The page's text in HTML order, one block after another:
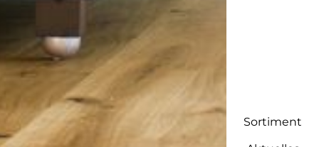
Sortiment